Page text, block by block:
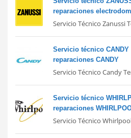
reparaciones
Servicio Técnico Zanussi
Servicio técnico CANDY
reparaciones CANDY
Servicio Técnico Candy
Servicio técnico
reparaciones
Servicio Técnico